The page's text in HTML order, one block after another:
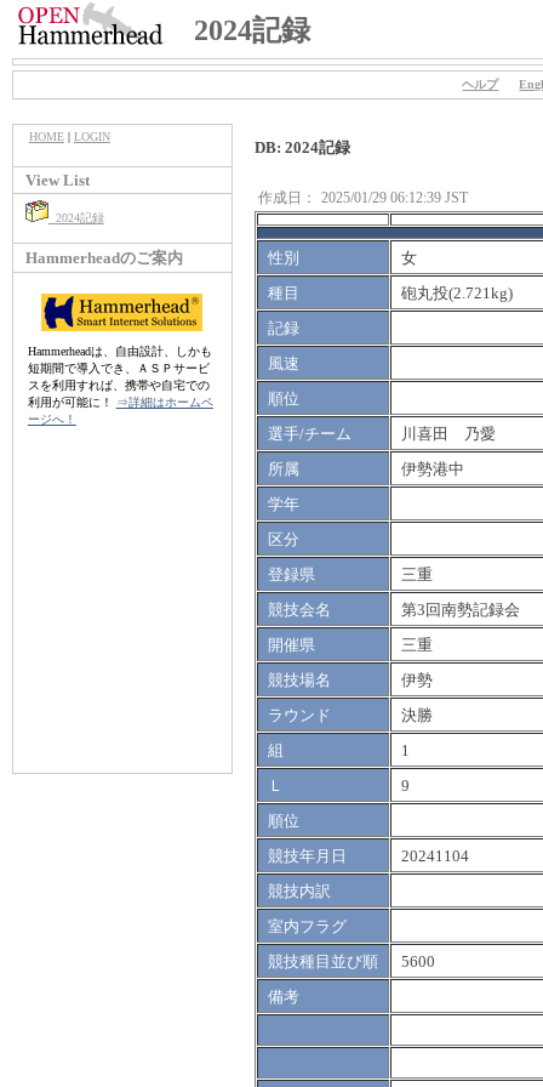
2024記録
ヘルプ
HOME| LOGIN
View List
2024記録
Hammerheadのご案内
Hammerheadは、自由設計、しかも
短期間で導入でき、ＡＳＰサービ
スを利用すれば、携帯や自宅での
利用が可能に！
⇒詳細はホームペ
ージへ！
DB: 2024記録
作成日： 2025/01/29 06:12:39 JST
性別
女
種目
砲丸投(2.721kg)
記録
風速
順位
選手/チーム
川喜田 乃愛
所属
伊勢港中
学年
区分
登録県
三重
競技会名
第3回南勢記録会
開催県
三重
競技場名
伊勢
ラウンド
決勝
組
1
Ｌ
9
順位
競技年月日
20241104
競技内訳
室内フラグ
競技種目並び順
5600
備考